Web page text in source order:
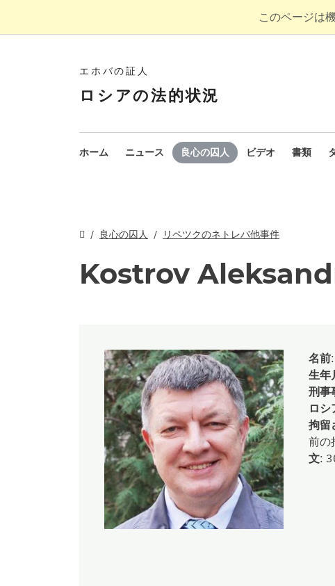
このページは
エホバの証人
ロシアの法的状況
ホーム ニュース 良心の囚人 ビデオ 書類
良心の囚人 リペツクのネトレバ他事件
Kostrov
名前:
生年
刑事
ロ
拘留
前の
文: